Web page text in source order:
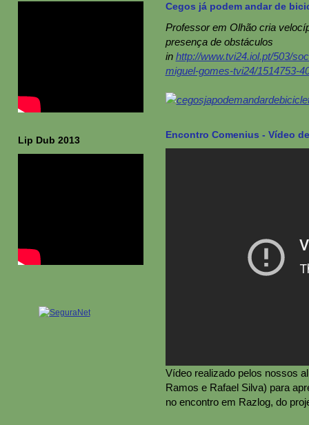
Cegos já podem andar de
Professor em Olhão cria
presença de obstáculos
in http://www.tvi24.iol.pt/503/
miguel-gomes-tvi24/1514753-
Encontro Comenius - Vídeo
Vídeo realizado pelos nossos
Ramos e Rafael Silva) para
no encontro em Razlog, do
Lip Dub 2013